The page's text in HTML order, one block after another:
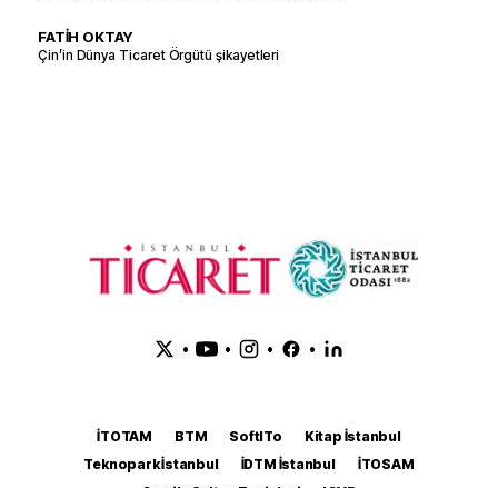
FATİH OKTAY
Çin’in Dünya Ticaret Örgütü şikayetleri
• • • •
İTOTAM BTM SoftITo
Kitap İstanbul
Teknopark İstanbul
İDTM İstanbul
İTOSAM